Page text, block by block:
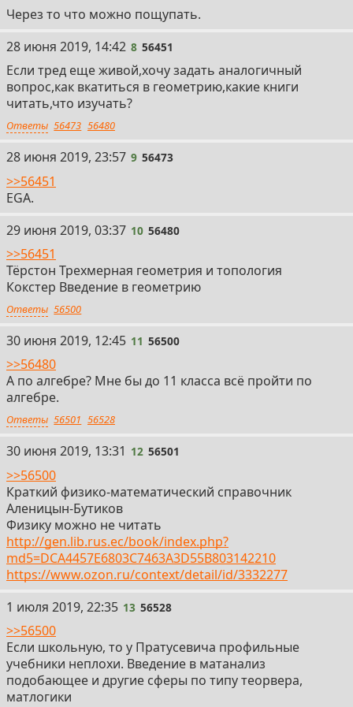
Через то что можно пощупать.
8
28 июня 2019, 14:42 8 56451
Если тред еще живой,хочу задать аналогичный
вопрос,как вкатиться в геометрию,какие книги
читать,что изучать?
Ответы 56473 56480
9
28 июня 2019, 23:57 9 56473
>>56451
EGA.
10
29 июня 2019, 03:37 10 56480
>>56451
Тёрстон Трехмерная геометрия и топология
Кокстер Введение в геометрию
Ответы 56500
11
30 июня 2019, 12:45 11 56500
>>56480
А по алгебре? Мне бы до 11 класса всё пройти по
алгебре.
Ответы 56501 56528
12
30 июня 2019, 13:31 12 56501
>>56500
Краткий физико-математический справочник
Аленицын-Бутиков
Физику можно не читать
http://gen.lib.rus.ec/book/index.php?
md5=DCA4457E6803C7463A3D55B803142210
https://www.ozon.ru/context/detail/id/3332277
13
1 июля 2019, 22:35 13 56528
>>56500
Если школьную, то у Пратусевича профильные
учебники неплохи. Введение в матанализ
подобающее и другие сферы по типу теорвера,
матлогики